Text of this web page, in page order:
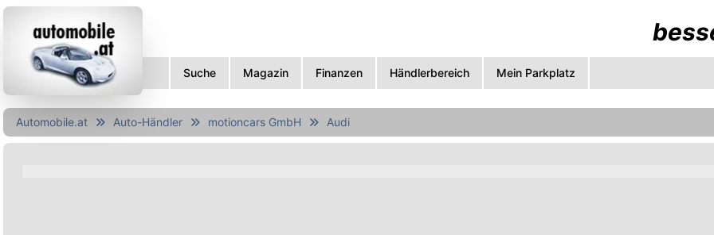
Suche Magazin Finanzen Händlerbereich Mein Parkplatz
Automobile.at Auto-Händler motioncars GmbH Audi